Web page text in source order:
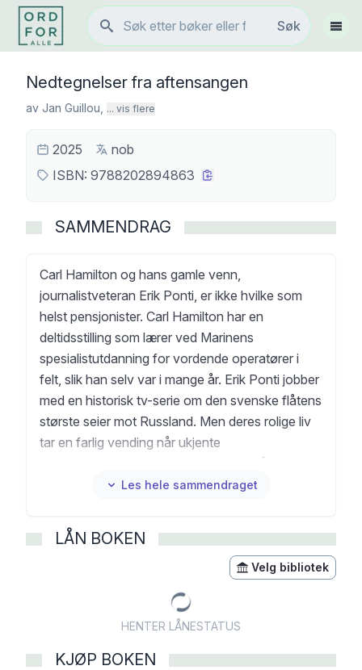
Søk
Søk
Vis
Nedtegnelser fra aftensangen
av Jan Guillou ... vis flere
2025
nob
ISBN: 9788202894863
SAMMENDRAG
Carl Hamilton og hans gamle venn,
journalistveteran Erik Ponti, er ikke hvilke som
helst pensjonister. Carl Hamilton har en
deltidsstilling som lærer ved Marinens
spesialistutdanning for vordende operatører i
felt, slik han selv var i mange år. Erik Ponti jobber
med en historisk tv-serie om den svenske flåtens
største seier mot Russland. Men deres rolige liv
tar en farlig vending når ukjente
kvinnelige journalister, men også Erik Ponti. De
fiende de seriøst har undervurdert, nettverket
Facklan. Det som i utgangspunktet virket som en
leken øvelse for Hamilton og Ponti, fører til
konfrontasjon der volden snart eskalerer til et
nivå ingen kunne ha forutsett. Nedtegnelser fra
aftensangen er den tredje delen i den populære
Hamilton & Ponti-romanserien, med to kjente
Les hele sammendraget
LÅN BOKEN
Velg bibliotek
HENTER LÅNESTATUS
KJØP BOKEN